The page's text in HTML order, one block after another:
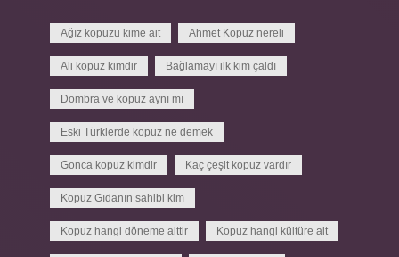
Ağız kopuzu kime ait Ahmet Kopuz nereli
Ali kopuz kimdir Bağlamayı ilk kim çaldı
Dombra ve kopuz aynı mı
Eski Türklerde kopuz ne demek
Gonca kopuz kimdir Kaç çeşit kopuz vardır
Kopuz Gıdanın sahibi kim
Kopuz hangi döneme aittir Kopuz hangi kültüre ait